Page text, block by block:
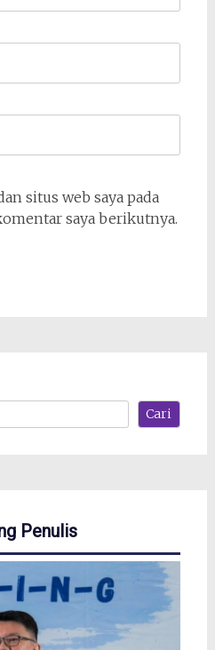
situs web saya pada
saya berikutnya.
Cari
Penulis